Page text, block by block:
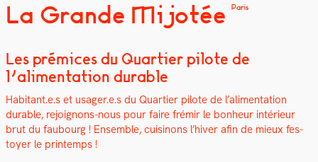
La Grande Mijotée Paris
Les prémices du Quartier pilote de
l’alimentation durable
Habitant.e.s et usager.e.s du Quarti­er pilote de l’alimentation
durable, rejoignons-nous pour faire frémir le bon­heur intérieur
brut du faubourg ! Ensem­ble, cuisi­nons l’hiv­er afin de mieux fes­
toy­er le print­emps !